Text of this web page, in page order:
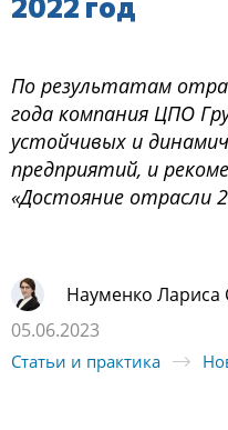
По результатам
года компания ЦПО
устойчивых и
предприятий, и
«Достояние отрасли
Науменко Лариса
05.06.2023
Статьи и практика